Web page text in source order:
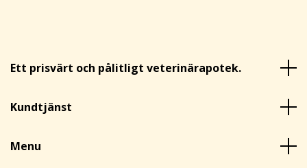
Ett prisvärt och pålitligt veterinärapotek.
Kundtjänst
Menu